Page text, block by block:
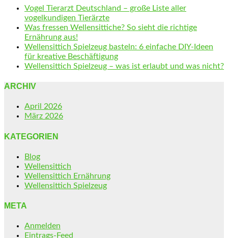
Vogel Tierarzt Deutschland – große Liste aller
vogelkundigen Tierärzte
Was fressen Wellensittiche? So sieht die richtige
Ernährung aus!
Wellensittich Spielzeug basteln: 6 einfache DIY-Ideen
für kreative Beschäftigung
Wellensittich Spielzeug – was ist erlaubt und was nicht?
ARCHIV
April 2026
März 2026
KATEGORIEN
Blog
Wellensittich
Wellensittich Ernährung
Wellensittich Spielzeug
META
Anmelden
Eintrags-Feed